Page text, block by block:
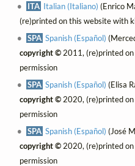
ITA Italian (Italiano) (Enrico
(re)printed on this website with
SPA Spanish (Español)
copyright ©2011, (re)printed
permission
SPA Spanish (Español) (Elisa
copyright ©2020, (re)printed
permission
SPA Spanish (Español) (José
copyright ©2020, (re)printed
permission